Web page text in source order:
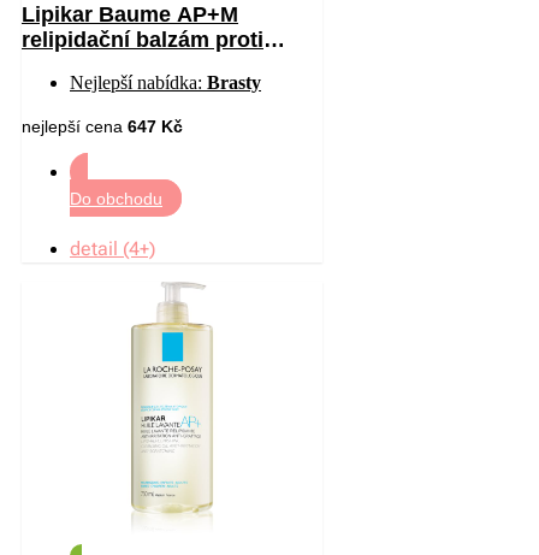
Lipikar Baume AP+M
relipidační balzám proti
pokožky 400 ml
Nejlepší nabídka: Brasty
nejlepší cena 647 Kč
Do obchodu
detail (4+)